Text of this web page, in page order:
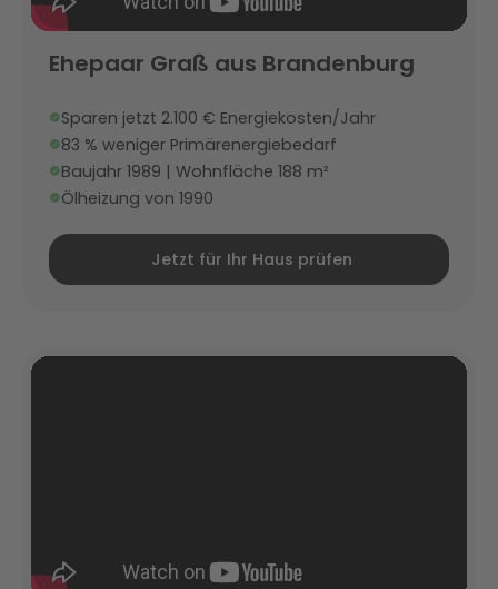
Ehepaar Graß aus Brandenburg
Sparen jetzt 2.100 € Energiekosten/Jahr
83 % weniger Primärenergiebedarf
Baujahr 1989 | Wohnfläche 188 m²
Ölheizung von 1990
Jetzt für Ihr Haus prüfen